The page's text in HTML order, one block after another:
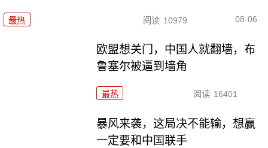
最热 阅读 10979 08-06
欧盟想关门，中国人就翻墙，布
鲁塞尔被逼到墙角
最热 阅读 16401
暴风来袭，这局决不能输，想赢
一定要和中国联手